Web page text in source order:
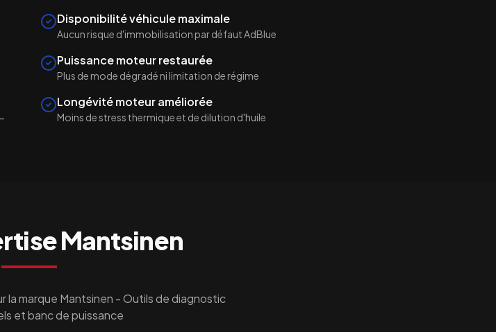
Disponibilité véhicule maximale
Aucun risque d'immobilisation par défaut AdBlue
Puissance moteur restaurée
Plus de mode dégradé ni limitation de régime
Longévité moteur améliorée
Moins de stress thermique et de dilution d'huile
Mantsinen
la marque Mantsinen - Outils de diagnostic
et banc de puissance